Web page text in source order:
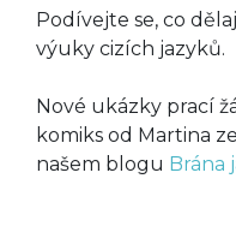
Podívejte se, co
výuky cizích jazyků.
Nové ukázky prací
komiks od Martina
našem blogu Brána